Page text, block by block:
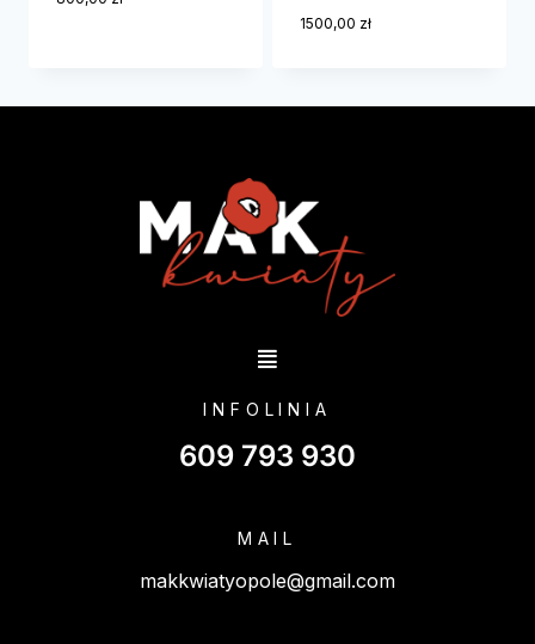
1500,00 zł
INFOLINIA
609 793 930
MAIL
makkwiatyopole@gmail.com